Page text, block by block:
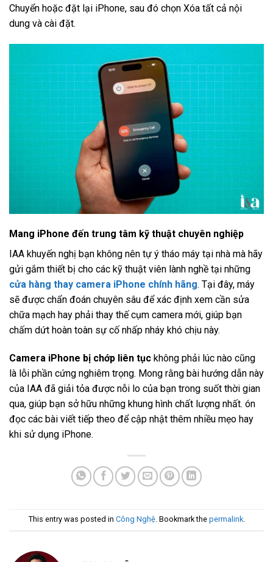
Chuyển hoặc đặt lại iPhone, sau đó chọn Xóa tất cả nội
dung và cài đặt.
Mang iPhone đến trung tâm kỹ thuật chuyên nghiệp
IAA khuyến nghị bạn không nên tự ý tháo máy tại nhà mà hãy
gửi gắm thiết bị cho các kỹ thuật viên lành nghề tại những
cửa hàng thay camera iPhone chính hãng. Tại đây, máy
sẽ được chẩn đoán chuyên sâu để xác định xem cần sửa
chữa mạch hay phải thay thế cụm camera mới, giúp bạn
chấm dứt hoàn toàn sự cố nhấp nháy khó chịu này.
Camera iPhone bị chớp liên tục không phải lúc nào cũng
là lỗi phần cứng nghiêm trọng. Mong rằng bài hướng dẫn này
của IAA đã giải tỏa được nỗi lo của bạn trong suốt thời gian
qua, giúp bạn sở hữu những khung hình chất lượng nhất. ón
đọc các bài viết tiếp theo để cập nhật thêm nhiều mẹo hay
khi sử dụng iPhone.
This entry was posted in Công Nghệ. Bookmark the permalink.